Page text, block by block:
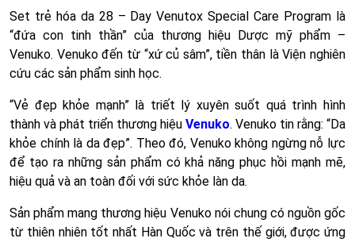
Set trẻ hóa da 28 – Day Venutox Special Care Program là
“đứa con tinh thần” của thương hiệu Dược mỹ phẩm –
Venuko. Venuko đến từ “xứ củ sâm”, tiền thân là Viện nghiên
cứu các sản phẩm sinh học.
“Vẻ đẹp khỏe mạnh” là triết lý xuyên suốt quá trình hình
thành và phát triển thương hiệu Venuko. Venuko tin rằng: “Da
khỏe chính là da đẹp”. Theo đó, Venuko không ngừng nỗ lực
để tạo ra những sản phẩm có khả năng phục hồi mạnh mẽ,
hiệu quả và an toàn đối với sức khỏe làn da.
Sản phẩm mang thương hiệu Venuko nói chung có nguồn gốc
từ thiên nhiên tốt nhất Hàn Quốc và trên thế giới, được ứng